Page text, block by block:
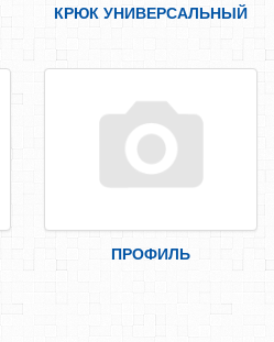
КРЮК УНИВЕРСАЛЬНЫЙ
ПРОФИЛЬ